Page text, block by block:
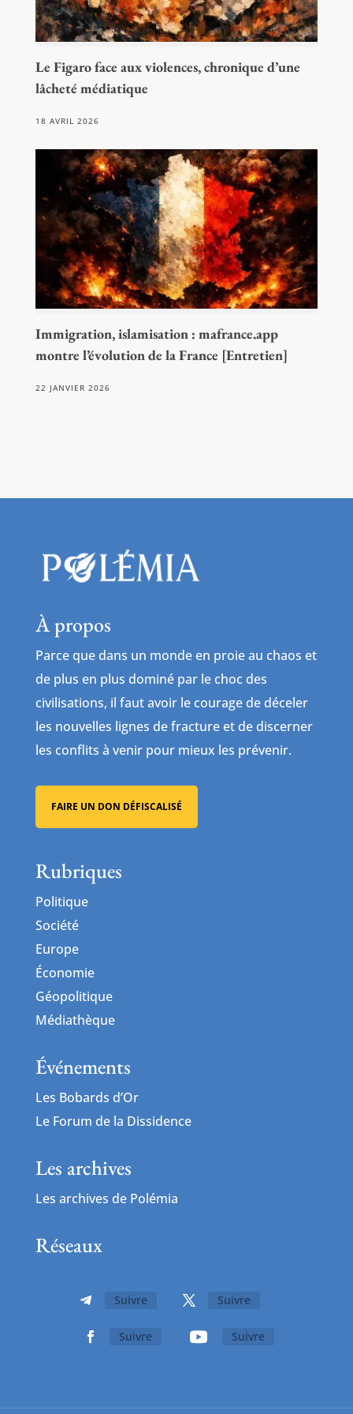
Le Figaro face aux violences, chronique d’une
lâcheté médiatique
18 AVRIL 2026
Immigration, islamisation : mafrance.app
montre l’évolution de la France [Entretien]
22 JANVIER 2026
À propos
Parce que dans un monde en proie au chaos et
de plus en plus dominé par le choc des
civilisations, il faut avoir le courage de déceler
les nouvelles lignes de fracture et de discerner
les conflits à venir pour mieux les prévenir.
FAIRE UN DON DÉFISCALISÉ
Rubriques
Politique
Société
Europe
Économie
Géopolitique
Médiathèque
Événements
Les Bobards d’Or
Le Forum de la Dissidence
Les archives
Les archives de Polémia
Réseaux
Suivre Suivre
Suivre Suivre